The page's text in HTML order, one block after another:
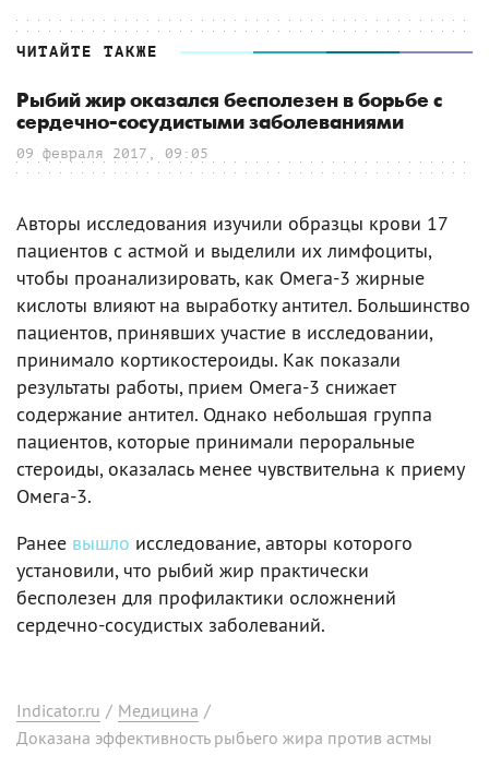
ЧИТАЙТЕ ТАКЖЕ
Рыбий жир оказался бесполезен в борьбе с
сердечно-сосудистыми заболеваниями
09 февраля 2017, 09:05
Авторы исследования изучили образцы крови 17
пациентов с астмой и выделили их лимфоциты,
чтобы проанализировать, как Омега-3 жирные
кислоты влияют на выработку антител. Большинство
пациентов, принявших участие в исследовании,
принимало кортикостероиды. Как показали
результаты работы, прием Омега-3 снижает
содержание антител. Однако небольшая группа
пациентов, которые принимали пероральные
стероиды, оказалась менее чувствительна к приему
Омега-3.
Ранее вышло исследование, авторы которого
установили, что рыбий жир практически
бесполезен для профилактики осложнений
сердечно-сосудистых заболеваний.
Indicator.ru / Медицина /
Доказана эффективность рыбьего жира против астмы